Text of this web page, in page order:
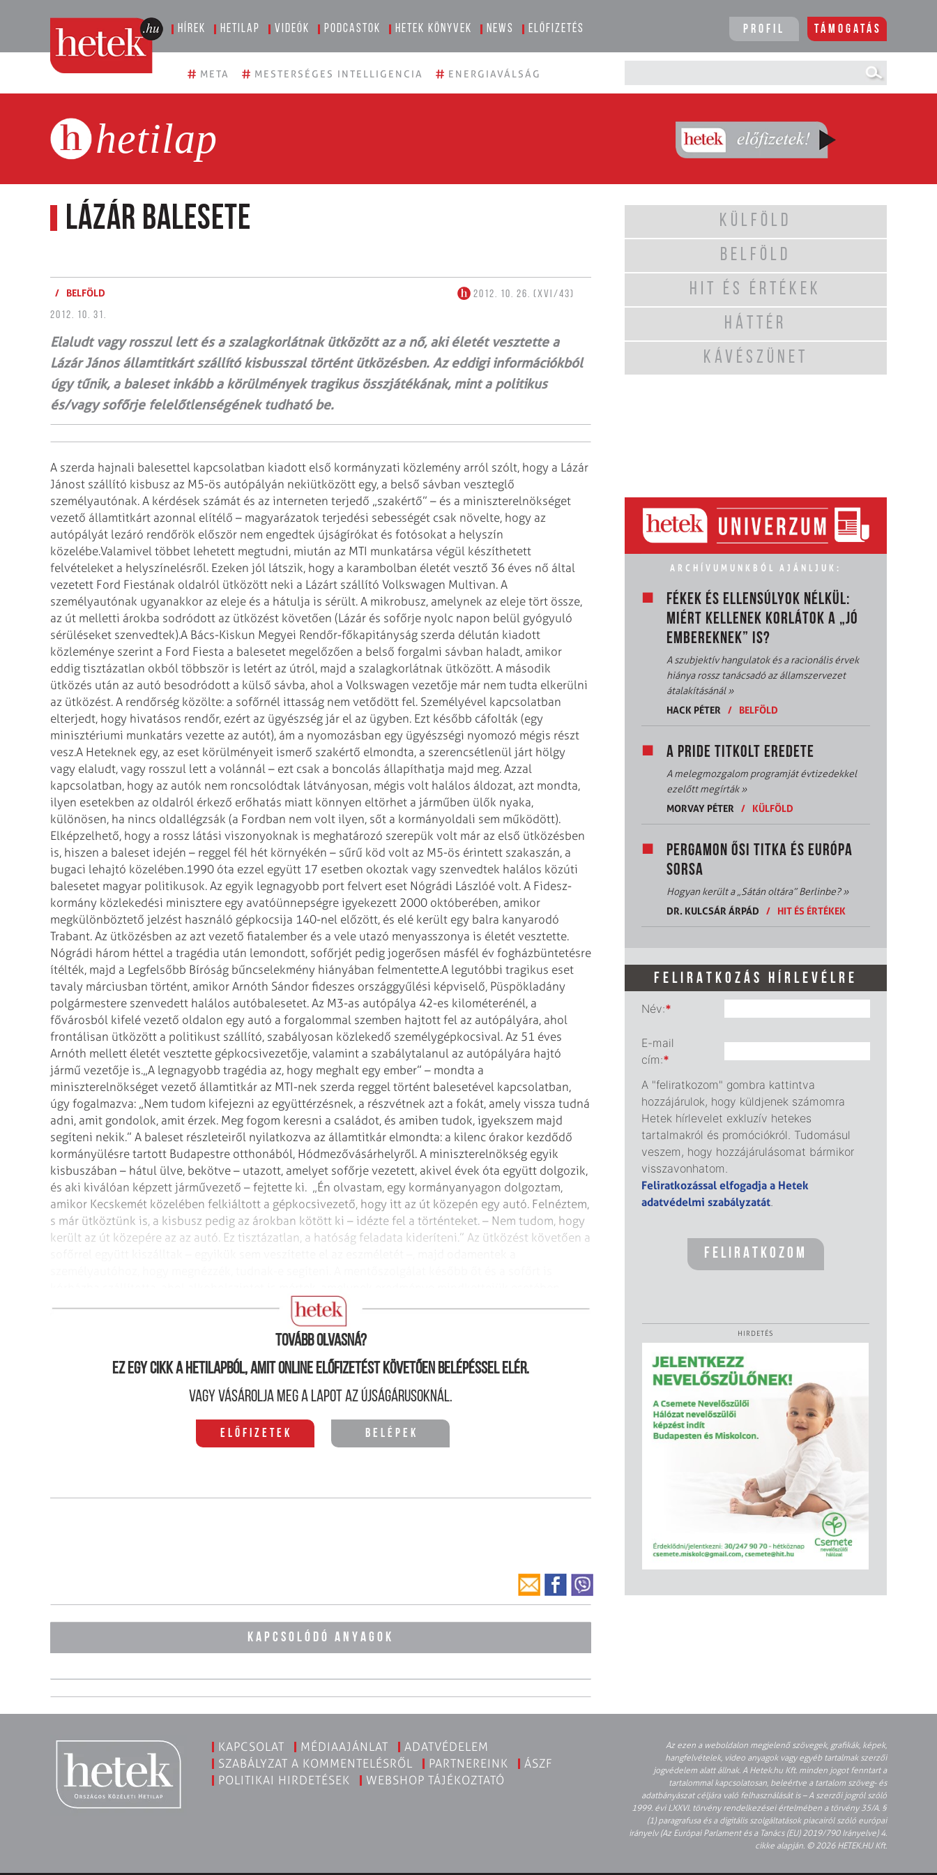
Hírek Hetilap Videók Podcastok Hetek könyvek News Előfizetés Profil Támogatás
# META # MESTERSÉGES INTELLIGENCIA # ENERGIAVÁLSÁG
hetilap
Lázár balesete
/ BELFÖLD
2012. 10. 26. (XVI/43)
2012. 10. 31.
Elaludt vagy rosszul lett és a szalagkorlátnak ütközött az a nő, aki életét vesztette a
Lázár János államtitkárt szállító kisbusszal történt ütközésben. Az eddigi információkból
úgy tűnik, a baleset inkább a körülmények tragikus összjátékának, mint a politikus
és/vagy sofőrje felelőtlenségének tudható be.
A szerda hajnali balesettel kapcsolatban kiadott első kormányzati közlemény arról szólt, hogy a Lázár
Jánost szállító kisbusz az M5-ös autópályán nekiütközött egy, a belső sávban veszteglő
személyautónak. A kérdések számát és az interneten terjedő „szakértő” – és a miniszterelnökséget
vezető államtitkárt azonnal elítélő – magyarázatok terjedési sebességét csak növelte, hogy az
autópályát lezáró rendőrök először nem engedtek újságírókat és fotósokat a helyszín
közelébe.Valamivel többet lehetett megtudni, miután az MTI munkatársa végül készíthetett
felvételeket a helyszínelésről. Ezeken jól látszik, hogy a karambolban életét vesztő 36 éves nő által
vezetett Ford Fiestának oldalról ütközött neki a Lázárt szállító Volkswagen Multivan. A
személyautónak ugyanakkor az eleje és a hátulja is sérült. A mikrobusz, amelynek az eleje tört össze,
az út melletti árokba sodródott az ütközést követően (Lázár és sofőrje nyolc napon belül gyógyuló
sérüléseket szenvedtek).A Bács-Kiskun Megyei Rendőr-főkapitányság szerda délután kiadott
közleménye szerint a Ford Fiesta a balesetet megelőzően a belső forgalmi sávban haladt, amikor
eddig tisztázatlan okból többször is letért az útról, majd a szalagkorlátnak ütközött. A második
ütközés után az autó besodródott a külső sávba, ahol a Volkswagen vezetője már nem tudta elkerülni
az ütközést. A rendőrség közölte: a sofőrnél ittasság nem vetődött fel. Személyével kapcsolatban
elterjedt, hogy hivatásos rendőr, ezért az ügyészség jár el az ügyben. Ezt később cáfolták (egy
minisztériumi munkatárs vezette az autót), ám a nyomozásban egy ügyészségi nyomozó mégis részt
vesz.A Heteknek egy, az eset körülményeit ismerő szakértő elmondta, a szerencsétlenül járt hölgy
vagy elaludt, vagy rosszul lett a volánnál – ezt csak a boncolás állapíthatja majd meg. Azzal
kapcsolatban, hogy az autók nem roncsolódtak látványosan, mégis volt halálos áldozat, azt mondta,
ilyen esetekben az oldalról érkező erőhatás miatt könnyen eltörhet a járműben ülők nyaka,
különösen, ha nincs oldallégzsák (a Fordban nem volt ilyen, sőt a kormányoldali sem működött).
Elképzelhető, hogy a rossz látási viszonyoknak is meghatározó szerepük volt már az első ütközésben
is, hiszen a baleset idején – reggel fél hét környékén – sűrű köd volt az M5-ös érintett szakaszán, a
bugaci lehajtó közelében.1990 óta ezzel együtt 17 esetben okoztak vagy szenvedtek halálos közúti
balesetet magyar politikusok. Az egyik legnagyobb port felvert eset Nógrádi Lászlóé volt. A Fidesz-
kormány közlekedési minisztere egy avatóünnepségre igyekezett 2000 októberében, amikor
megkülönböztető jelzést használó gépkocsija 140-nel előzött, és elé került egy balra kanyarodó
Trabant. Az ütközésben az azt vezető fiatalember és a vele utazó menyasszonya is életét vesztette.
Nógrádi három héttel a tragédia után lemondott, sofőrjét pedig jogerősen másfél év fogházbüntetésre
ítélték, majd a Legfelsőbb Bíróság bűncselekmény hiányában felmentette.A legutóbbi tragikus eset
tavaly márciusban történt, amikor Arnóth Sándor fideszes országgyűlési képviselő, Püspökladány
polgármestere szenvedett halálos autóbalesetet. Az M3-as autópálya 42-es kilométerénél, a
fővárosból kifelé vezető oldalon egy autó a forgalommal szemben hajtott fel az autópályára, ahol
frontálisan ütközött a politikust szállító, szabályosan közlekedő személygépkocsival. Az 51 éves
Arnóth mellett életét vesztette gépkocsivezetője, valamint a szabálytalanul az autópályára hajtó
jármű vezetője is.„A legnagyobb tragédia az, hogy meghalt egy ember” – mondta a
miniszterelnökséget vezető államtitkár az MTI-nek szerda reggel történt balesetével kapcsolatban,
úgy fogalmazva: „Nem tudom kifejezni az együttérzésnek, a részvétnek azt a fokát, amely vissza tudná
adni, amit gondolok, amit érzek. Meg fogom keresni a családot, és amiben tudok, igyekszem majd
segíteni nekik.” A baleset részleteiről nyilatkozva az államtitkár elmondta: a kilenc órakor kezdődő
kormányülésre tartott Budapestre otthonából, Hódmezővásárhelyről. A miniszterelnökség egyik
kisbuszában – hátul ülve, bekötve – utazott, amelyet sofőrje vezetett, akivel évek óta együtt dolgozik,
és aki kiválóan képzett járművezető – fejtette ki. „Én olvastam, egy kormányanyagon dolgoztam,
amikor Kecskemét közelében felkiáltott a gépkocsivezető, hogy itt az út közepén egy autó. Felnéztem,
s már ütköztünk is, a kisbusz pedig az árokban kötött ki – idézte fel a történteket. – Nem tudom, hogy
került az út közepére az az autó. Ez tisztázatlan, a hatóság feladata kideríteni.” Az ütközést követően a
nullás volt – közölte. „Őszinte részvétem a magam és a sofőr nevében is” – zárta szavait Lázár János.
Tovább olvasná?
Ez egy cikk a hetilapból, amit online előfizetést követően belépéssel elér.
Vagy vásárolja meg a lapot az újságárusoknál.
Előfizetek Belépek
KAPCSOLÓDÓ ANYAGOK
KÜLFÖLD
BELFÖLD
HIT ÉS ÉRTÉKEK
HÁTTÉR
KÁVÉSZÜNET
ARCHÍVUMUNKBÓL AJÁNLJUK:
FÉKEK ÉS ELLENSÚLYOK NÉLKÜL:
MIÉRT KELLENEK KORLÁTOK A „JÓ
EMBEREKNEK” IS?
A szubjektív hangulatok és a racionális érvek
hiánya rossz tanácsadó az államszervezet
átalakításánál»
HACK PÉTER
/ BELFÖLD
A PRIDE TITKOLT EREDETE
A melegmozgalom programját évtizedekkel
ezelőtt megírták»
MORVAY PÉTER
/ KÜLFÖLD
PERGAMON ŐSI TITKA ÉS EURÓPA
SORSA
Hogyan került a „Sátán oltára” Berlinbe?»
DR. KULCSÁR ÁRPÁD
/ HIT ÉS ÉRTÉKEK
FELIRATKOZÁS HÍRLEVÉLRE
Név:*
E-mail
cím:*
A "feliratkozom" gombra kattintva
hozzájárulok, hogy küldjenek számomra
Hetek hírlevelet exkluzív hetekes
tartalmakról és promóciókról. Tudomásul
veszem, hogy hozzájárulásomat bármikor
visszavonhatom.
Feliratkozással elfogadja a Hetek
adatvédelmi szabályzatát.
HIRDETÉS
KAPCSOLAT MÉDIAAJÁNLAT
ADATVÉDELEM
SZABÁLYZAT A KOMMENTELÉSRŐL
PARTNEREINK
ÁSZF
POLITIKAI HIRDETÉSEK
WEBSHOP TÁJÉKOZTATÓ
Az ezen a weboldalon megjelenő szövegek, grafikák, képek,
hangfelvételek, video anyagok vagy egyéb tartalmak szerzői
jogvédelem alatt állnak. A Hetek.hu Kft. minden jogot fenntart a
tartalommal kapcsolatosan, beleértve a tartalom szöveg- és
adatbányászat céljára való felhasználását is – A szerzői jogról szóló
1999. évi LXXVI. törvény rendelkezései értelmében a törvény 35/A. §
(1) paragrafusa és a digitális szolgáltatások piacairól szóló európai
irányelv (Az Európai Parlament és a Tanács (EU) 2019/790 Irányelve) 4.
cikke alapján. © 2026 HETEK.HU Kft.